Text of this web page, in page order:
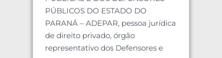
PÚBLICOS DO ESTADO DO
PARANÁ – ADEPAR, pessoa jurídica
de direito privado, órgão
representativo dos Defensores e